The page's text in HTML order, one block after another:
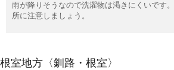
雨が降りそうなので洗濯物は渇きにくいです
所に注意しましょう。
根室地方〈釧路・根室〉